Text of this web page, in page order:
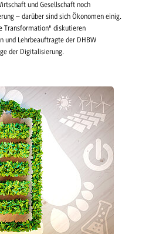
und Gesellschaft noch
– darüber sind sich Ökonomen einig.
Transformation" diskutieren
und Lehrbeauftragte der DHBW
der Digitalisierung.